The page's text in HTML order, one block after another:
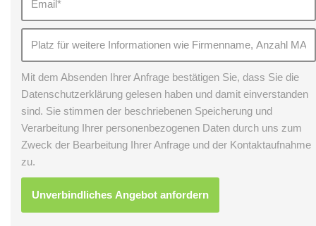
Mit dem Absenden Ihrer Anfrage bestätigen Sie, dass Sie die
Datenschutzerklärung gelesen haben und damit einverstanden
sind. Sie stimmen der beschriebenen Speicherung und
Verarbeitung Ihrer personenbezogenen Daten durch uns zum
Zweck der Bearbeitung Ihrer Anfrage und der Kontaktaufnahme
zu.